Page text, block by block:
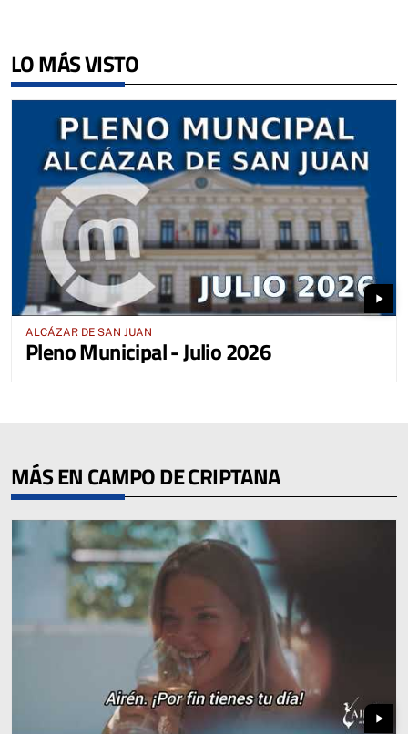
LO MÁS VISTO
play_arrow
ALCÁZAR DE SAN JUAN
Pleno Municipal - Julio 2026
MÁS EN CAMPO DE CRIPTANA
play_arrow